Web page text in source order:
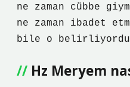
ne zaman cübbe
ne zaman ibadet
bile o
Hz Meryem